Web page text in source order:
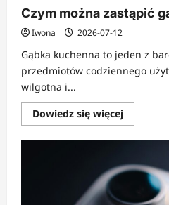
Czym można zastąpić
Iwona 2026-07-12
Gąbka kuchenna to jeden z
przedmiotów codziennego
wilgotna i...
Dowiedz się więcejDowiedz
się
o
można
zastąpić
gąbki
kuchenne?